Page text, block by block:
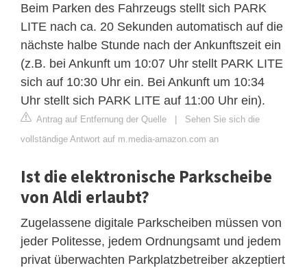
Beim Parken des Fahrzeugs stellt sich PARK
LITE nach ca. 20 Sekunden automatisch auf die
nächste halbe Stunde nach der Ankunftszeit ein
(z.B. bei Ankunft um 10:07 Uhr stellt PARK LITE
sich auf 10:30 Uhr ein. Bei Ankunft um 10:34
Uhr stellt sich PARK LITE auf 11:00 Uhr ein).
Antrag auf Entfernung der Quelle | Sehen Sie sich die
vollständige Antwort auf m.media-amazon.com an
Ist die elektronische Parkscheibe
von Aldi erlaubt?
Zugelassene digitale Parkscheiben müssen von
jeder Politesse, jedem Ordnungsamt und jedem
privat überwachten Parkplatzbetreiber akzeptiert